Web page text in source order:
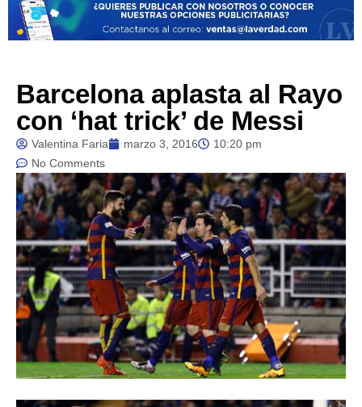
Barcelona aplasta al Rayo
con ‘hat trick’ de Messi
Valentina Faria marzo 3, 2016
10:20 pm
No Comments